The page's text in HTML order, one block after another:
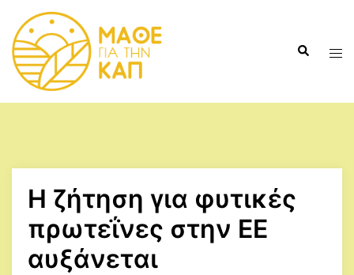
content
Search
Η ζήτηση για φυτικές
πρωτεΐνες στην ΕΕ
αυξάνεται